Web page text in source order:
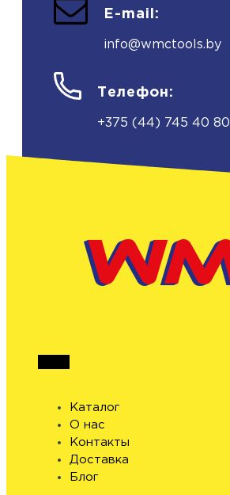
E-mail:
info@wmctools.by
Телефон:
+375 (44) 745 40 80
Каталог
О нас
Контакты
Доставка
Блог